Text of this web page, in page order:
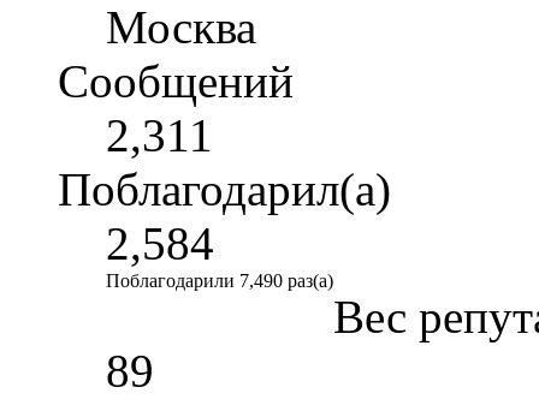
Москва
Сообщений
2,311
Поблагодарил(а)
2,584
Поблагодарили 7,490 раз(а)
Вес
89